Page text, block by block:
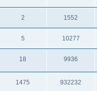
2 1552
5 10277
18 9936
1475 932232